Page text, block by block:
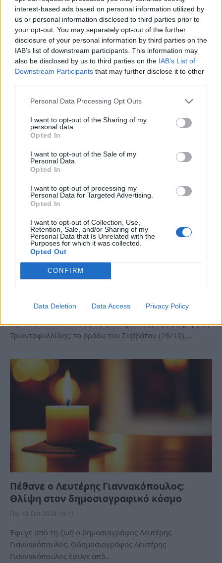
interest-based ads based on personal information utilized by
us or personal information disclosed to third parties prior to
your opt-out. You may separately opt-out of the further
disclosure of your personal information by third parties on the
IAB’s list of downstream participants. This information may
also be disclosed by us to third parties on the IAB’s List of
Downstream Participants that may further disclose it to other
Personal Data Processing Opt Outs
I want to opt-out of the Sharing of my
personal data.
Opted In
I want to opt-out of the Sale of my
Personal Data.
Opted In
I want to opt-out of processing my
Personal Data for Targeted Advertising.
Opted In
I want to opt-out of Collection, Use,
Retention, Sale, and/or Sharing of my
Personal Data that Is Unrelated with the
Purposes for which it was collected.
Opted Out
CONFIRM
Data Deletion Data Access Privacy Policy
Σοκ στον δημοσιογραφικό κόσμο: Πέθανε
εντελώς ξαφνικά ο… – Η τραγική
μόνο έχει προκαλέσει η είδηση…
Θλίψη στον δημοσιογραφικό κόσμο –
Νεκpoς ο…
Κυ, 27 Οκτ 2024 12:30
Την τελευταία του πνοή άφησε δημοσιογράφος Δημήτρης
Τριανταφυλλίδης, το βράδυ του Σαββάτου (26/10),…
Πέθανε ο Λευτέρης Γιαννακόπουλος:
Θλίψη στον δημοσιογραφικό κόσμο
Πα, 13 Σεπ 2024 19:11
Έφυγε από τη ζωή ο δημοσιογράφος Λευτέρης
Γιαννακόπουλος. Οδημοσιογράφος Λευτέρης
Γιαννακόπουλος έφυγε από…